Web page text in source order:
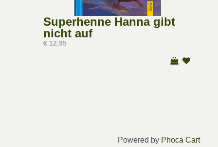
Superhenne Hanna gibt
nicht auf
€ 12,95
Powered by Phoca Cart